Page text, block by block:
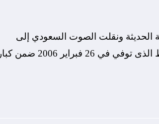
الحديثة ونقلت الصوت السعودي إلى
آفاق عالمية غير مسبوقة، ووضعت الراحل وشقيقه هشام علي حافظ الذى توفي في 26 فبراير 2006 ضمن كبار